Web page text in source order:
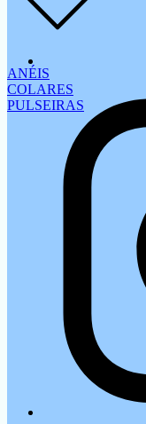
ANÉIS
COLARES
PULSEIRAS